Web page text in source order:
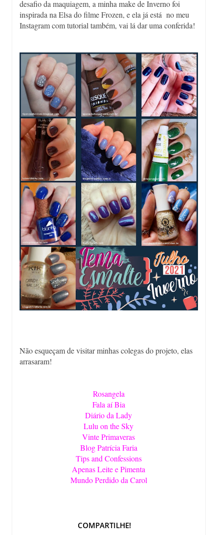
desafio da maquiagem, a minha make de Inverno foi
inspirada na Elsa do filme Frozen, e ela já está no meu
Instagram com tutorial também, vai lá dar uma conferida!
Não esqueçam de visitar minhas colegas do projeto, elas
arrasaram!
Rosangela
Fala aí Bia
Diário da Lady
Lulu on the Sky
Vinte Primaveras
Blog Patrícia Faria
Tips and Confessions
Apenas Leite e Pimenta
Mundo Perdido da Carol
COMPARTILHE!